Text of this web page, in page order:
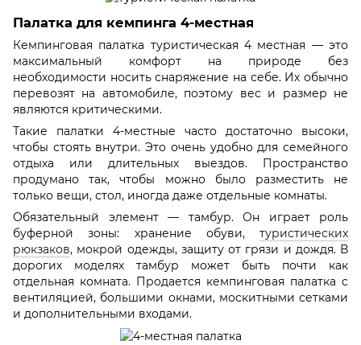
Палатка для кемпинга 4-местная
Кемпинговая палатка туристическая 4 местная — это
максимальный комфорт на природе без
необходимости носить снаряжение на себе. Их обычно
перевозят на автомобиле, поэтому вес и размер не
являются критическими.
Такие палатки 4-местные часто достаточно высоки,
чтобы стоять внутри. Это очень удобно для семейного
отдыха или длительных выездов. Пространство
продумано так, чтобы можно было разместить не
только вещи, стол, иногда даже отдельные комнаты.
Обязательный элемент — тамбур. Он играет роль
буферной зоны: хранение обуви, туристических
рюкзаков, мокрой одежды, защиту от грязи и дождя. В
дорогих моделях тамбур может быть почти как
отдельная комната. Продается кемпинговая палатка с
вентиляцией, большими окнами, москитными сетками
и дополнительными входами.